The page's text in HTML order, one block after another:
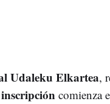
Udaleku Elkartea,
inscripcióncomienza